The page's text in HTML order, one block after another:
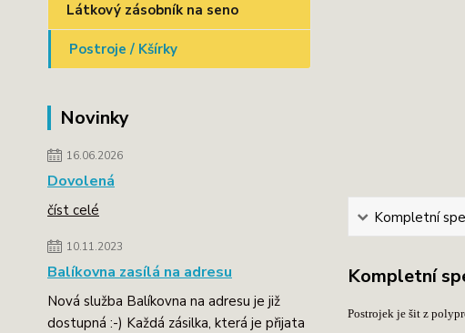
Látkový zásobník na seno
Postroje / Kšírky
Novinky
16.06.2026
Dovolená
číst celé
10.11.2023
Balíkovna zasílá na adresu
Nová služba Balíkovna na adresu je již
dostupná :-) Každá zásilka, která je přijata
Kompletní
Kompletní
Postrojek je šit z